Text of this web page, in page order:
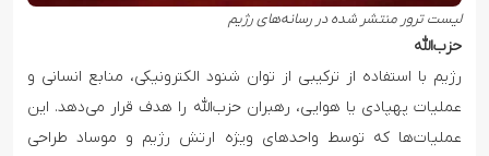
لیست ترور منتشر شده در رسانه‌های رژیم
حزب‌الله
رژیم با استفاده از ترکیبی از توان شنود الکترونیکی، منابع انسانی و
عملیات پهپادی یا هوایی، رهبران حزب‌الله را هدف قرار می‌دهد. این
عملیات‌ها که توسط واحدهای ویژه ارتش رژیم و موساد طراحی